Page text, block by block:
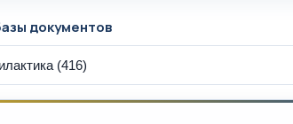
документов